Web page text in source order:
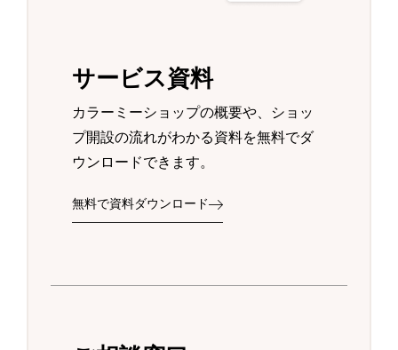
サービス資料
カラーミーショップの概要や、ショッ
プ開設の流れがわかる資料を無料でダ
ウンロードできます。
無料で資料ダウンロード